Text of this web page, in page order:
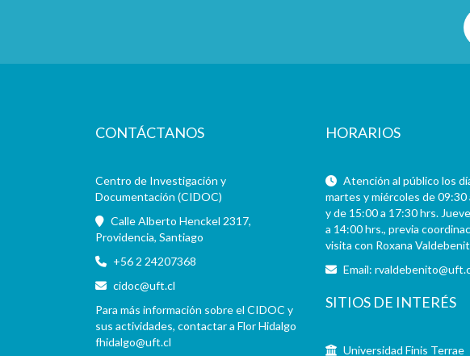
CONTÁCTANOS
Centro de Investigación y
Documentación (CIDOC)
Calle Alberto Henckel 2317,
Providencia, Santiago
+56 2 24207368
cidoc@uft.cl
Para más información sobre el CIDOC y
sus actividades, contactar a Flor Hidalgo
fhidalgo@uft.cl
HORARIOS
Atención al público los
martes y miércoles de 09:30
y de 15:00 a 17:30 hrs.
a 14:00 hrs., previa
visita con Roxana
Email:
SITIOS DE INTERÉS
Universidad Finis Terrae